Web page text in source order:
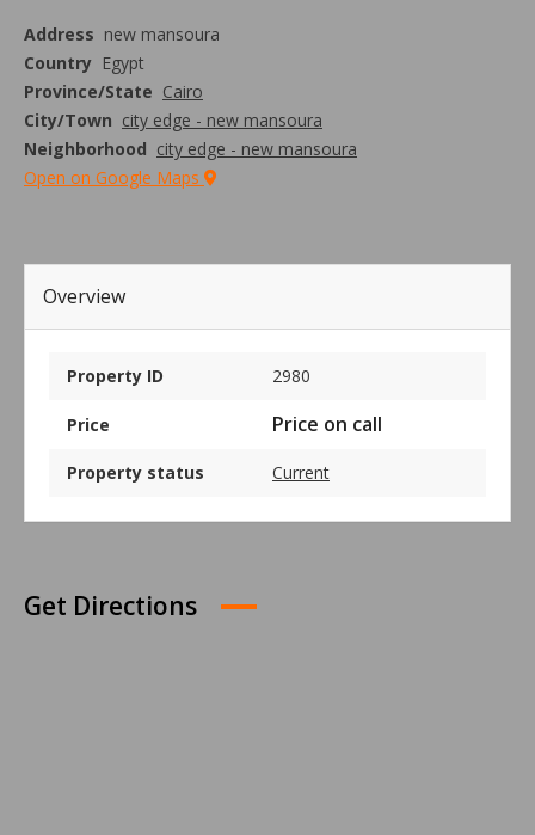
Address new mansoura
Country Egypt
Province/State Cairo
City/Town city edge - new mansoura
Neighborhood city edge - new mansoura
Open on Google Maps
Overview
Property ID 2980
Price Price on call
Property status Current
Get Directions